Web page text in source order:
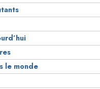
le monde